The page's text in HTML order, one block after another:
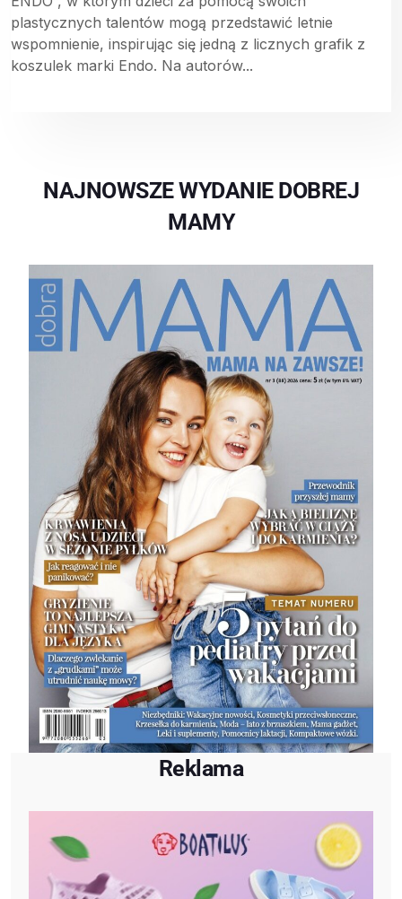
plastycznych talentów mogą przedstawić letnie
wspomnienie, inspirując się jedną z licznych grafik z
koszulek marki Endo. Na autorów...
NAJNOWSZE WYDANIE DOBREJ
MAMY
Reklama